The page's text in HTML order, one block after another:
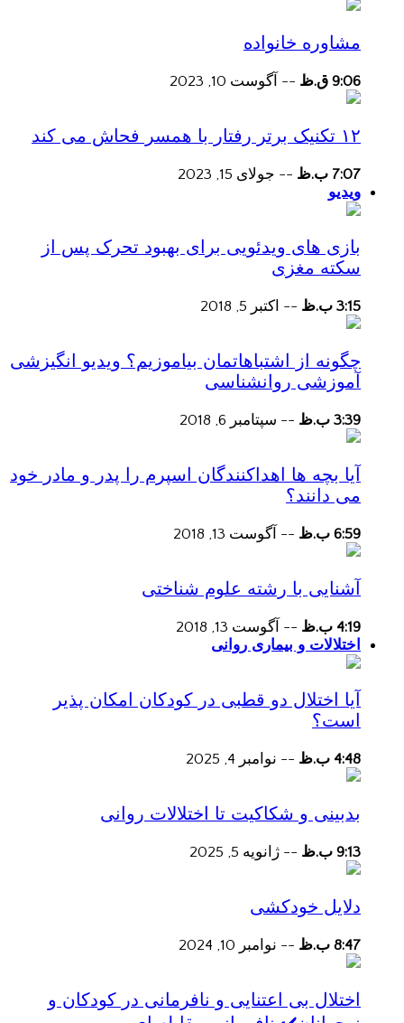
مشاوره خانواده
9:06 ق.ظ -- آگوست 10, 2023
۱۲ تکنیک برتر رفتار با همسر فحاش می کند
7:07 ب.ظ -- جولای 15, 2023
ویدیو
بازی های ویدئویی برای بهبود تحرک پس از
سکته مغزی
3:15 ب.ظ -- اکتبر 5, 2018
چگونه از اشتباهاتمان بیاموزیم؟ ویدیو انگیزشی
آموزشی روانشناسی
3:39 ب.ظ -- سپتامبر 6, 2018
آیا بچه ها اهداکنندگان اسپرم را پدر و مادر خود
می دانند؟
6:59 ب.ظ -- آگوست 13, 2018
آشنایی با رشته علوم شناختی
4:19 ب.ظ -- آگوست 13, 2018
اختلالات و بیماری روانی
آیا اختلال دو قطبی در کودکان امکان پذیر
است؟
4:48 ب.ظ -- نوامبر 4, 2025
بدبینی و شکاکیت تا اختلالات روانی
9:13 ب.ظ -- ژانویه 5, 2025
دلایل خودکشی
8:47 ب.ظ -- نوامبر 10, 2024
اختلال بی اعتنایی و نافرمانی در کودکان و